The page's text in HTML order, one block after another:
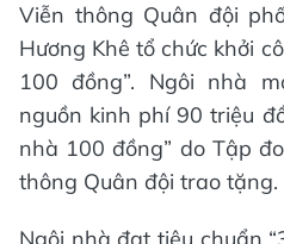
Viễn thông Quân đội
Hương Khê tổ chức khởi
100 đồng”. Ngôi nhà
nguồn kinh phí 90 triệu
nhà 100 đồng” do Tập
thông Quân đội trao tặng.